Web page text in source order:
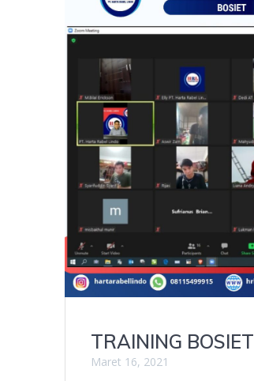
TRAINING BOSIET
Maret 16, 2021